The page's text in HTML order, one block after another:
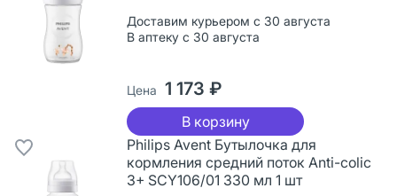
Доставим курьером с 30 августа
В аптеку с 30 августа
Цена 1 173 ₽
В корзину
Philips Avent Бутылочка для
кормления средний поток Anti-colic
3+ SCY106/01 330 мл 1 шт